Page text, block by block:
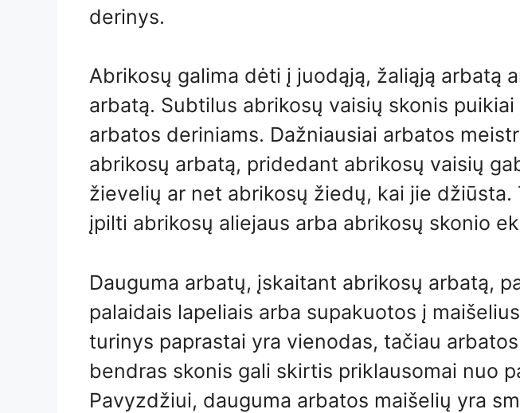
derinys.
Abrikosų galima dėti į juodąją, žaliąją arbatą
arbatą. Subtilus abrikosų vaisių skonis
arbatos deriniams. Dažniausiai arbatos
abrikosų arbatą, pridedant abrikosų vaisių
žievelių ar net abrikosų žiedų, kai jie džiūsta.
įpilti abrikosų aliejaus arba abrikosų skonio
Dauguma arbatų, įskaitant abrikosų arbatą,
palaidais lapeliais arba supakuotos į
turinys paprastai yra vienodas, tačiau
bendras skonis gali skirtis priklausomai nuo
Pavyzdžiui, dauguma arbatos maišelių yra